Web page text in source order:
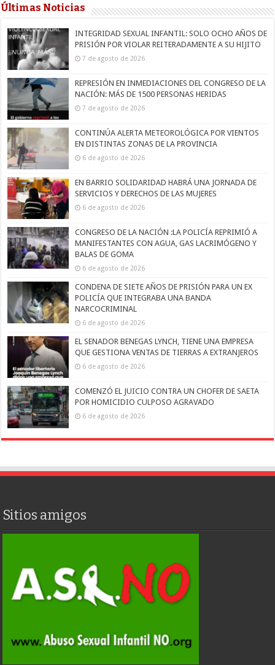
Últimas Noticias
INTEGRIDAD SEXUAL INFANTIL: SOLO OCHO AÑOS DE
PRISIÓN POR VIOLAR REITERADAMENTE A SU HIJITO
7 de agosto de 2026
REPRESIÓN EN INMEDIACIONES DEL CONGRESO DE LA
NACIÓN: MÁS DE 1500 PERSONAS HERIDAS
7 de agosto de 2026
CONTINÚA ALERTA METEOROLÓGICA POR VIENTOS
EN DISTINTAS ZONAS DE LA PROVINCIA
6 de agosto de 2026
EN BARRIO SOLIDARIDAD HABRÁ UNA JORNADA DE
SERVICIOS Y DERECHOS DE LAS MUJERES
6 de agosto de 2026
CONGRESO DE LA NACIÓN :LA POLICÍA REPRIMIÓ A
MANIFESTANTES CON AGUA, GAS LACRIMÓGENO Y
BALAS DE GOMA
6 de agosto de 2026
CONDENA DE SIETE AÑOS DE PRISIÓN PARA UN EX
POLICÍA QUE INTEGRABA UNA BANDA
NARCOCRIMINAL
6 de agosto de 2026
EL SENADOR BENEGAS LYNCH, TIENE UNA EMPRESA
QUE GESTIONA VENTAS DE TIERRAS A EXTRANJEROS
6 de agosto de 2026
COMENZÓ EL JUICIO CONTRA UN CHOFER DE SAETA
POR HOMICIDIO CULPOSO AGRAVADO
6 de agosto de 2026
Sitios amigos